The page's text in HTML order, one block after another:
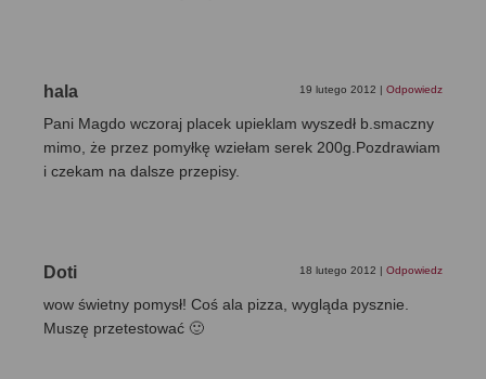
hala 19 lutego 2012 Odpowiedz
Pani Magdo wczoraj placek upieklam wyszedł b.smaczny
mimo, że przez pomyłkę wziełam serek 200g.Pozdrawiam
i czekam na dalsze przepisy.
Doti 18 lutego 2012 Odpowiedz
wow świetny pomysł! Coś ala pizza, wygląda pysznie.
Muszę przetestować 🙂